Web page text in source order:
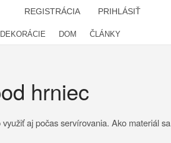
REGISTRÁCIA PRIHLÁSIŤ
DEKORÁCIE DOM ČLÁNKY
hrniec
aj počas servírovania. Ako materiál sa